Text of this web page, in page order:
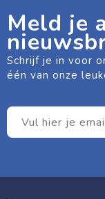
Meld je
Schrijf je in voor
één van onze